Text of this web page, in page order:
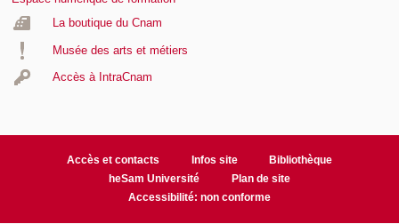
La boutique du Cnam
Musée des arts et métiers
Accès à IntraCnam
Accès et contacts Infos site
Bibliothèque
heSam Université
Plan de site
Accessibilité: non conforme